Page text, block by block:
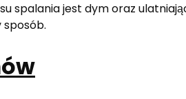
spalania jest dym oraz
sposób.